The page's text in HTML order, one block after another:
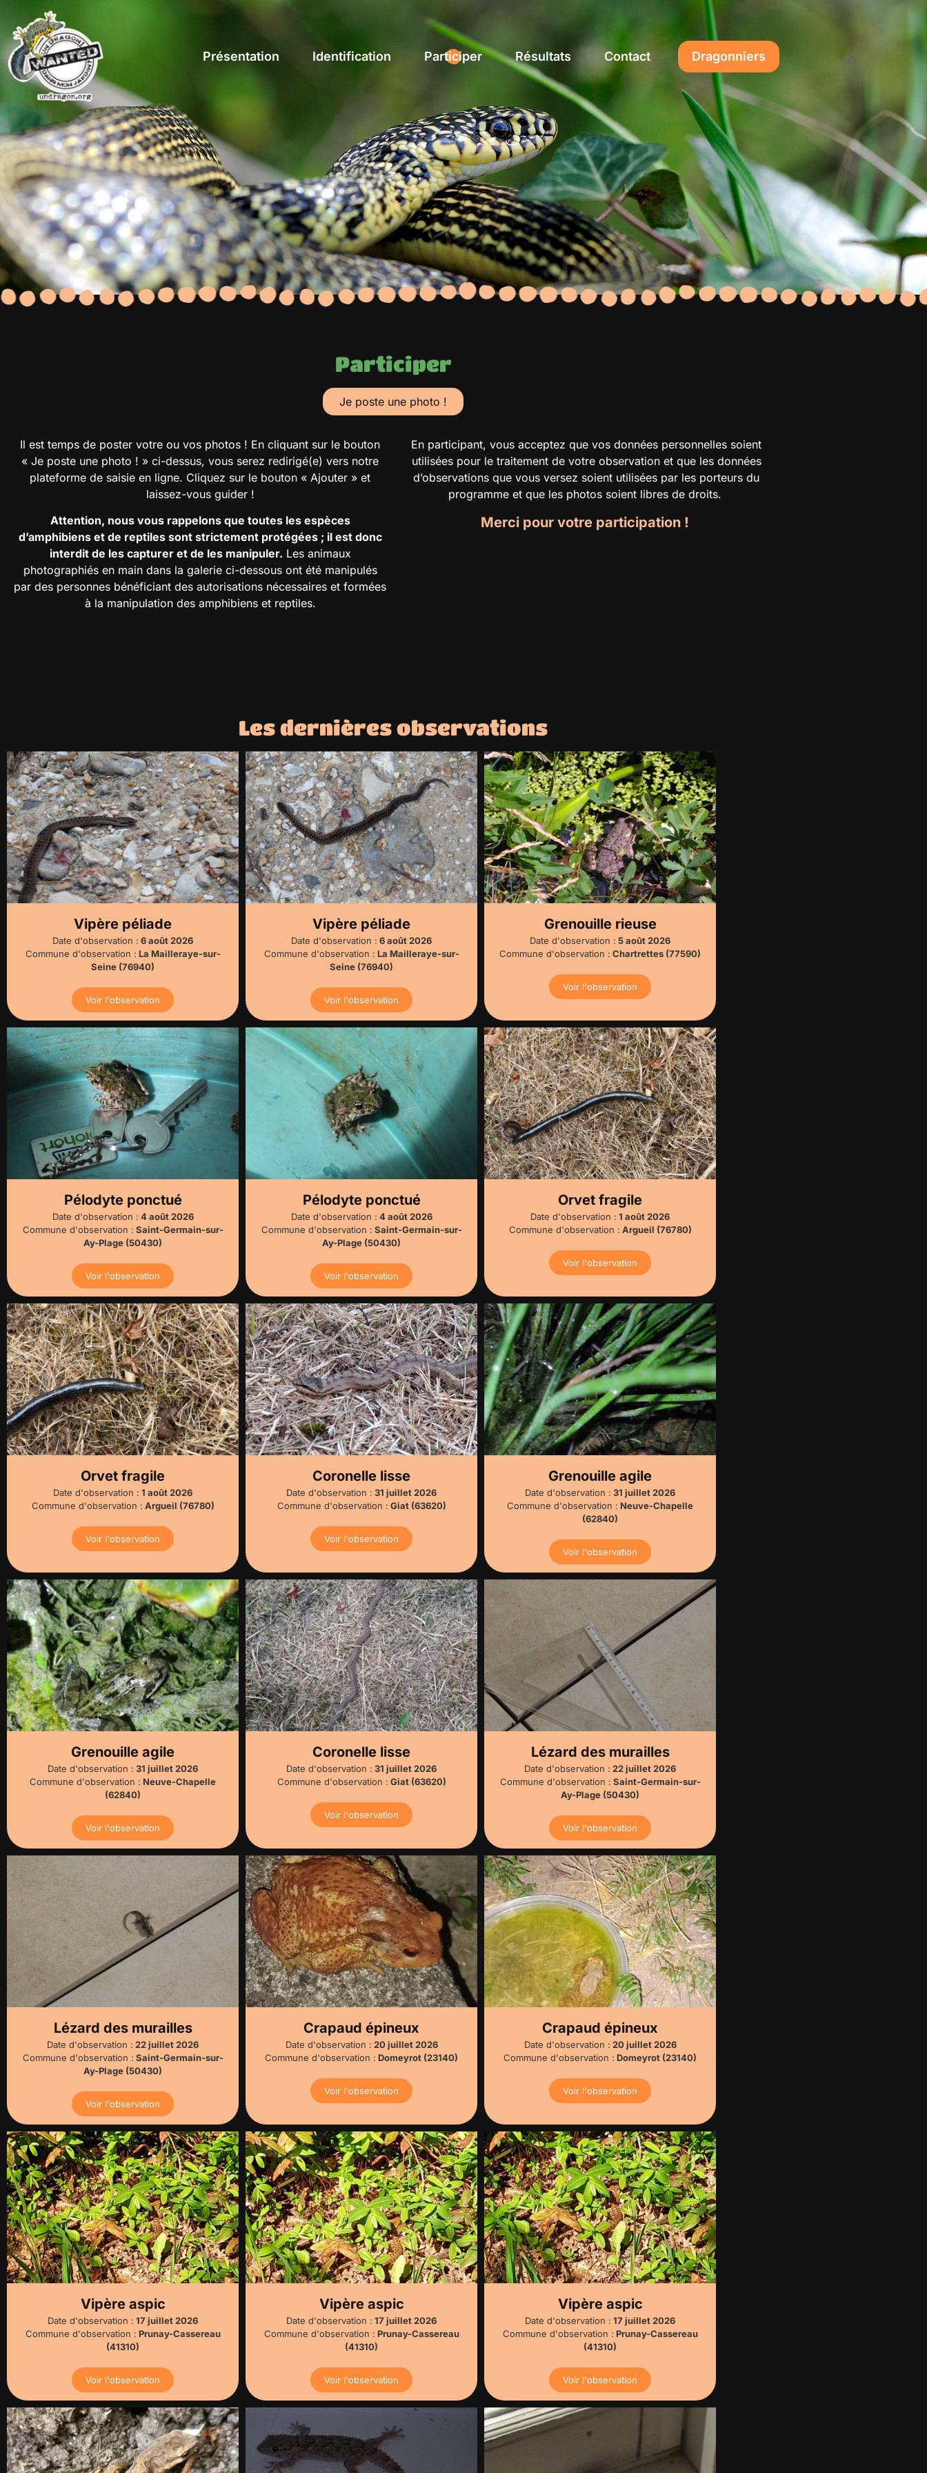
Présentation Identification Participer Résultats Contact Dragonniers
Participer
Je poste une photo !
Il est temps de poster votre ou vos photos ! En cliquant sur le bouton
« Je poste une photo ! » ci-dessus, vous serez redirigé(e) vers notre
plateforme de saisie en ligne. Cliquez sur le bouton « Ajouter » et
laissez-vous guider !
Attention, nous vous rappelons que toutes les espèces
d’amphibiens et de reptiles sont strictement protégées ; il est donc
interdit de les capturer et de les manipuler. Les animaux
photographiés en main dans la galerie ci-dessous ont été manipulés
par des personnes bénéficiant des autorisations nécessaires et formées
à la manipulation des amphibiens et reptiles.
En participant, vous acceptez que vos données personnelles soient
utilisées pour le traitement de votre observation et que les données
d’observations que vous versez soient utilisées par les porteurs du
programme et que les photos soient libres de droits.
Merci pour votre participation !
Les dernières observations
Vipère péliade
Date d'observation : 6 août 2026
Commune d'observation : La Mailleraye-sur-
Seine (76940)
Voir l'observation
Vipère péliade
Date d'observation : 6 août 2026
Commune d'observation : La Mailleraye-sur-
Seine (76940)
Voir l'observation
Grenouille rieuse
Date d'observation : 5 août 2026
Commune d'observation : Chartrettes (77590)
Voir l'observation
Pélodyte ponctué
Date d'observation : 4 août 2026
Commune d'observation : Saint-Germain-sur-
Ay-Plage (50430)
Voir l'observation
Pélodyte ponctué
Date d'observation : 4 août 2026
Commune d'observation : Saint-Germain-sur-
Ay-Plage (50430)
Voir l'observation
Orvet fragile
Date d'observation : 1 août 2026
Commune d'observation : Argueil (76780)
Voir l'observation
Orvet fragile
Date d'observation : 1 août 2026
Commune d'observation : Argueil (76780)
Voir l'observation
Coronelle lisse
Date d'observation : 31 juillet 2026
Commune d'observation : Giat (63620)
Voir l'observation
Grenouille agile
Date d'observation : 31 juillet 2026
Commune d'observation : Neuve-Chapelle
(62840)
Voir l'observation
Grenouille agile
Date d'observation : 31 juillet 2026
Commune d'observation : Neuve-Chapelle
(62840)
Voir l'observation
Coronelle lisse
Date d'observation : 31 juillet 2026
Commune d'observation : Giat (63620)
Voir l'observation
Lézard des murailles
Date d'observation : 22 juillet 2026
Commune d'observation : Saint-Germain-sur-
Ay-Plage (50430)
Voir l'observation
Lézard des murailles
Date d'observation : 22 juillet 2026
Commune d'observation : Saint-Germain-sur-
Ay-Plage (50430)
Voir l'observation
Crapaud épineux
Date d'observation : 20 juillet 2026
Commune d'observation : Domeyrot (23140)
Voir l'observation
Crapaud épineux
Date d'observation : 20 juillet 2026
Commune d'observation : Domeyrot (23140)
Voir l'observation
Vipère aspic
Date d'observation : 17 juillet 2026
Commune d'observation : Prunay-Cassereau
(41310)
Voir l'observation
Vipère aspic
Date d'observation : 17 juillet 2026
Commune d'observation : Prunay-Cassereau
(41310)
Voir l'observation
Vipère aspic
Date d'observation : 17 juillet 2026
Commune d'observation : Prunay-Cassereau
(41310)
Voir l'observation